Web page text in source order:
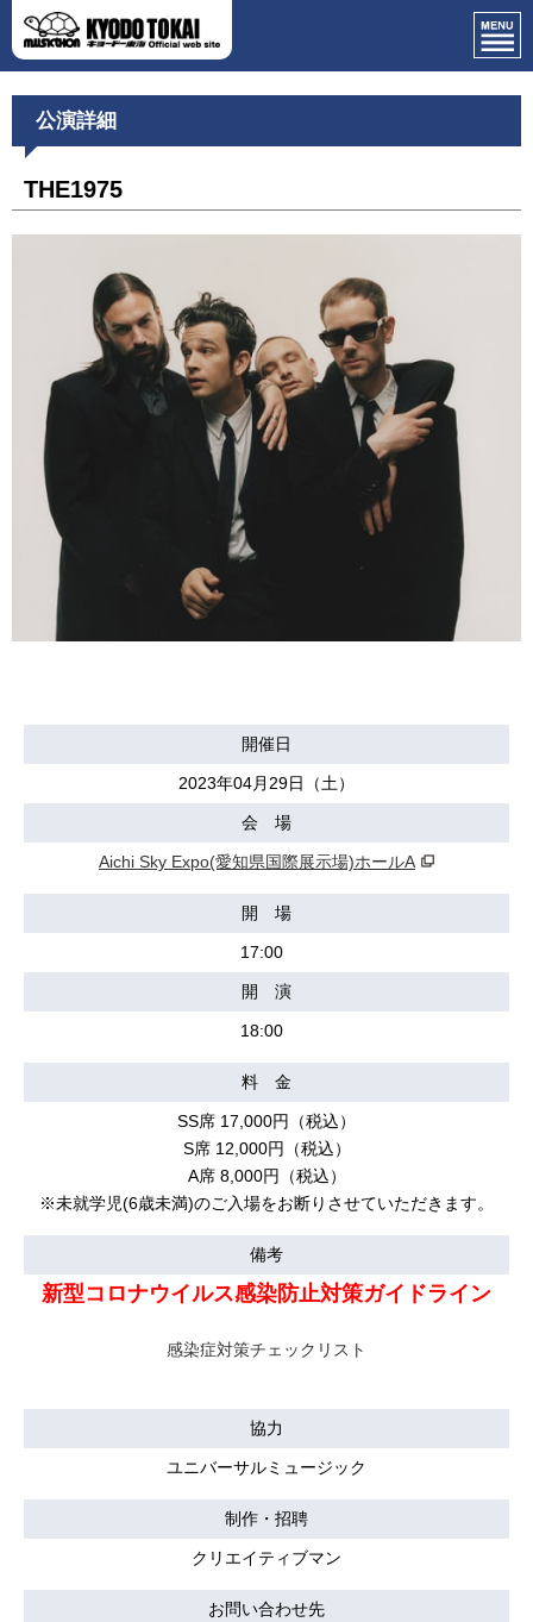
公演詳細
THE1975
開催日
2023年04月29日（土）
会 場
Aichi Sky Expo(愛知県国際展示場)ホールA
開 場
17:00
開 演
18:00
料 金
SS席 17,000円（税込）
S席 12,000円（税込）
A席 8,000円（税込）
※未就学児(6歳未満)のご入場をお断りさせていただきます。
備考
新型コロナウイルス感染防止対策ガイドライン
感染症対策チェックリスト
協力
ユニバーサルミュージック
制作・招聘
クリエイティブマン
お問い合わせ先